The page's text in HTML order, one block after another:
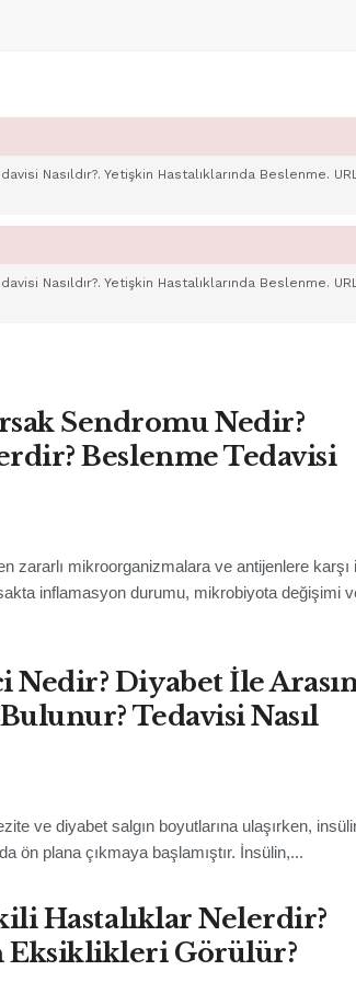
Nasıldır?. Yetişkin Hastalıklarında Beslenme.
Nasıldır?. Yetişkin Hastalıklarında Beslenme.
Sendromu Nedir?
Beslenme Tedavisi
zararlı mikroorganizmalara ve antijenlere karşı
inflamasyon durumu, mikrobiyota değişimi
Diyabet İle
Tedavisi Nasıl
ve diyabet salgın boyutlarına ulaşırken,
ön plana çıkmaya başlamıştır. İnsülin,...
Hastalıklar Nelerdir?
Eksiklikleri Görülür?